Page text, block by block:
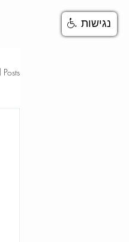
Posts
נגישות